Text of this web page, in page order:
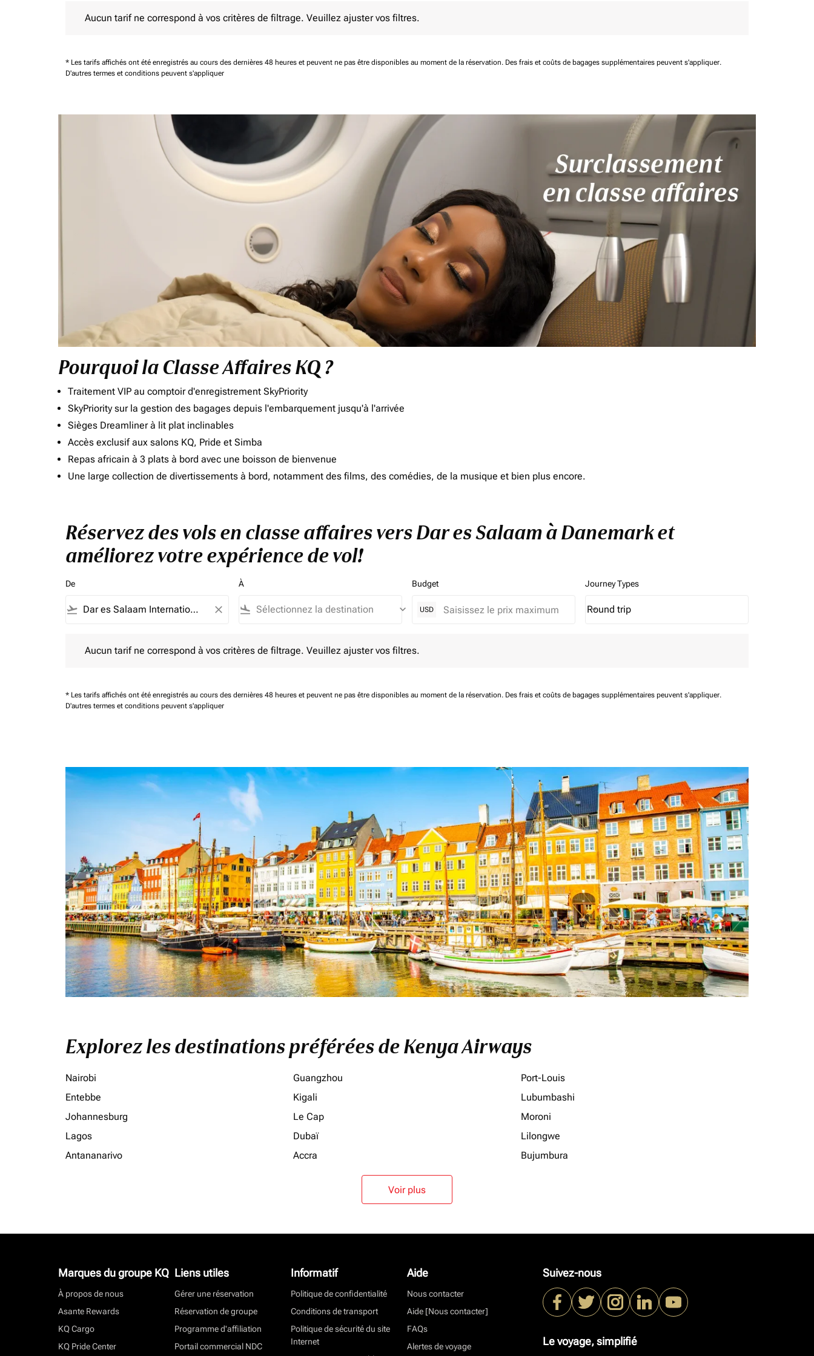
Aucun tarif ne correspond à vos critères de filtrage. Veuillez ajuster vos filtres.
* Les tarifs affichés ont été enregistrés au cours des dernières 48 heures et peuvent ne pas être disponibles au moment de la réservation. Des frais et coûts de bagages supplémentaires peuvent s'appliquer.
D'autres termes et conditions peuvent s'appliquer
Pourquoi la Classe Affaires KQ ?
Traitement VIP au comptoir d'enregistrement SkyPriority
SkyPriority sur la gestion des bagages depuis l'embarquement jusqu'à l'arrivée
Sièges Dreamliner à lit plat inclinables
Accès exclusif aux salons KQ, Pride et Simba
Repas africain à 3 plats à bord avec une boisson de bienvenue
Une large collection de divertissements à bord, notamment des films, des comédies, de la musique et bien plus encore.
Réservez des vols en classe affaires vers Dar es Salaam à Danemark et
améliorez votre expérience de vol!
De
flight_takeoff close
À
flight_land keyboard_arrow_down
Budget
USD
Journey Types
Journey Types option Round trip Selected
Round trip
keyboard_arrow_down
Aucun tarif ne correspond à vos critères de filtrage. Veuillez ajuster vos filtres.
* Les tarifs affichés ont été enregistrés au cours des dernières 48 heures et peuvent ne pas être disponibles au moment de la réservation. Des frais et coûts de bagages supplémentaires peuvent s'appliquer.
D'autres termes et conditions peuvent s'appliquer
Explorez les destinations préférées de Kenya Airways
Nairobi Guangzhou
Port-Louis
Entebbe
Kigali
Lubumbashi
Johannesburg
Le Cap
Moroni
Lagos
Dubaï
Lilongwe
Antananarivo
Accra Bujumbura
Voir plus
Marques du groupe KQ
À propos de nous
Asante Rewards
KQ Cargo
KQ Pride Center
Liens utiles
Gérer une réservation
Réservation de groupe
Programme d'affiliation
Portail commercial NDC
Informatif
Politique de confidentialité
Conditions de transport
Politique de sécurité du site
Internet
Aide
Nous contacter
Aide [Nous contacter]
FAQs
Alertes de voyage
Suivez-nous
Le voyage, simplifié